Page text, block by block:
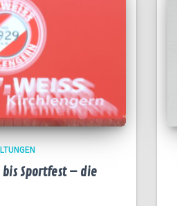
bis Sportfest – die